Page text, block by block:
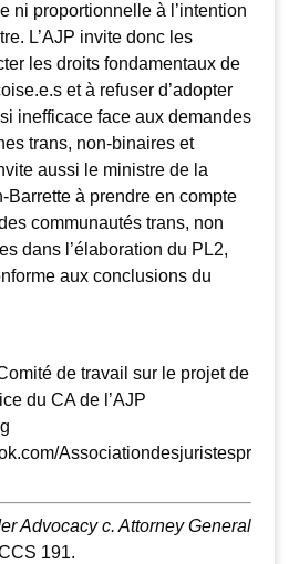
ni proportionnelle à l’intention
L’AJP invite donc les
les droits fondamentaux de
et à refuser d’adopter
inefficace face aux demandes
trans, non-binaires et
aussi le ministre de la
Barrette à prendre en compte
communautés trans, non
dans l’élaboration du PL2,
aux conclusions du
de travail sur le projet de
du CA de l’AJP
Associationdesjuristespr
Advocacy c. Attorney General
191.